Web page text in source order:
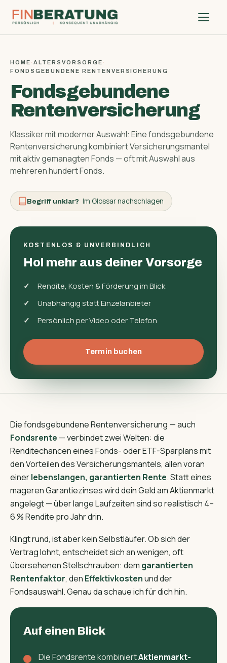
HOME· ALTERSVORSORGE·
FONDSGEBUNDENE RENTENVERSICHERUNG
Fondsgebundene
Rentenversicherung
Klassiker mit moderner Auswahl: Eine fondsgebundene
Renten­versicherung kombiniert Versicherungs­mantel
mit aktiv gemanagten Fonds — oft mit Auswahl aus
mehreren hundert Fonds.
Begriff unklar? Im Glossar nachschlagen
KOSTENLOS & UNVERBINDLICH
Hol mehr aus deiner Vorsorge
Rendite, Kosten & Förderung im Blick
Unabhängig statt Einzelanbieter
Persönlich per Video oder Telefon
Termin buchen
Die fondsgebundene Rentenversicherung — auch
Fondsrente — verbindet zwei Welten: die
Renditechancen eines Fonds- oder ETF-Sparplans mit
den Vorteilen des Versicherungs­mantels, allen voran
einerlebenslangen, garantierten Rente. Statt eines
mageren Garantiezinses wird dein Geld am Aktienmarkt
angelegt — über lange Laufzeiten sind so realistisch 4–
6 % Rendite pro Jahr drin.
Klingt rund, ist aber kein Selbstläufer. Ob sich der
Vertrag lohnt, entscheidet sich an wenigen, oft
übersehenen Stellschrauben: dem garantierten
Rentenfaktor, den Effektivkostenund der
Fondsauswahl. Genau da schaue ich für dich hin.
Auf einen Blick
Die Fondsrente kombiniertAktienmarkt-